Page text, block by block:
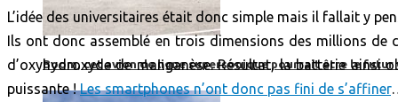
Boom, cet avion de ligne supersonique pourrait être le futur
L’idée des universitaires était donc simple mais il fallait y
Ils ont donc assemblé en trois dimensions des millions de
d’oxyhydroxyde de manganèse. Résultat, la batterie
puissante !Les smartphones n’ont donc pas fini de s’affiner